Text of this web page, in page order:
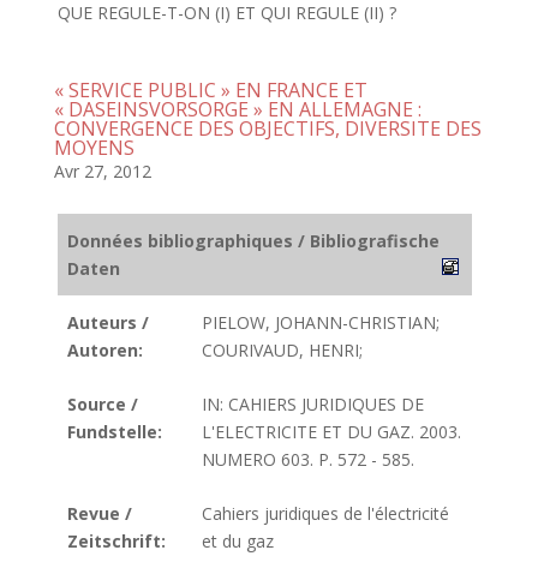
QUE REGULE-T-ON (I) ET QUI REGULE (II) ?
« SERVICE PUBLIC » EN FRANCE ET
« DASEINSVORSORGE » EN ALLEMAGNE :
CONVERGENCE DES OBJECTIFS, DIVERSITE DES
MOYENS
Avr 27, 2012
Données bibliographiques / Bibliografische
Daten
Auteurs /
Autoren:
PIELOW, JOHANN-CHRISTIAN;
COURIVAUD, HENRI;
Source /
Fundstelle:
IN: CAHIERS JURIDIQUES DE
L'ELECTRICITE ET DU GAZ. 2003.
NUMERO 603. P. 572 - 585.
Revue /
Zeitschrift:
Cahiers juridiques de l'électricité
et du gaz